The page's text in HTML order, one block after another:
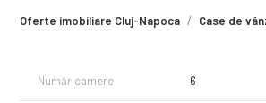
Oferte imobiliare Cluj-Napoca Case de
Are o structură bine gândită S+P+E+M,
partea din spate a casei. Suprafata totala a
Număr camere 6